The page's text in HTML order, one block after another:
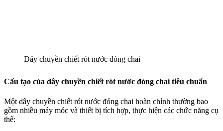
Dây chuyền chiết rót nước đóng chai
Cấu tạo của dây chuyền chiết rót nước đóng chai tiêu chuẩn
Một dây chuyền chiết rót nước đóng chai hoàn chỉnh thường bao
gồm nhiều máy móc và thiết bị tích hợp, thực hiện các chức năng cụ
thể: